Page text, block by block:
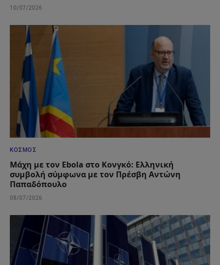
10/07/2026
ΚΌΣΜΟΣ
Μάχη με τον Ebola στο Κονγκό: Ελληνική
συμβολή σύμφωνα με τον Πρέσβη Αντώνη
Παπαδόπουλο
08/07/2026